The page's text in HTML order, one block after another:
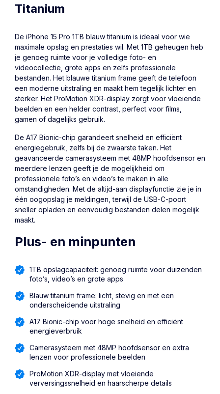
Titanium
De iPhone 15 Pro 1TB blauw titanium is ideaal voor wie
maximale opslag en prestaties wil. Met 1TB geheugen heb
je genoeg ruimte voor je volledige foto- en
videocollectie, grote apps en zelfs professionele
bestanden. Het blauwe titanium frame geeft de telefoon
een moderne uitstraling en maakt hem tegelijk lichter en
sterker. Het ProMotion XDR-display zorgt voor vloeiende
beelden en een helder contrast, perfect voor films,
gamen of dagelijks gebruik.
De A17 Bionic-chip garandeert snelheid en efficiënt
energiegebruik, zelfs bij de zwaarste taken. Het
geavanceerde camerasysteem met 48MP hoofdsensor en
meerdere lenzen geeft je de mogelijkheid om
professionele foto’s en video’s te maken in alle
omstandigheden. Met de altijd-aan displayfunctie zie je in
één oogopslag je meldingen, terwijl de USB-C-poort
sneller opladen en eenvoudig bestanden delen mogelijk
maakt.
Plus- en minpunten
1TB opslagcapaciteit: genoeg ruimte voor duizenden
foto’s, video’s en grote apps
Blauw titanium frame: licht, stevig en met een
onderscheidende uitstraling
A17 Bionic-chip voor hoge snelheid en efficiënt
energieverbruik
Camerasysteem met 48MP hoofdsensor en extra
lenzen voor professionele beelden
ProMotion XDR-display met vloeiende
verversingssnelheid en haarscherpe details